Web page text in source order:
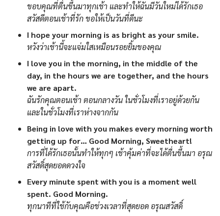
ขอบคุณที่ตื่นขึ้นมาทุกเช้า และทำให้ฉันมีวันใหม่ได้รักเธอ
สวัสดีตอนเช้าที่รัก ขอให้เป็นวันที่ดีนะ
I hope your morning is as bright as your smile.
หวังว่าเช้านี้จะแจ่มใสเหมือนรอยยิ้มของคุณ
I love you in the morning, in the middle of the
day, in the hours we are together, and the hours
we are apart.
ฉันรักคุณตอนเช้า ตอนกลางวัน ในชั่วโมงที่เราอยู่ด้วยกัน
และในชั่วโมงที่เราห่างจากกัน
Being in love with you makes every morning worth
getting up for… Good Morning, Sweetheart!
การที่ได้รักเธอนั้นทำให้ทุกๆ เช้าคุ้มค่าที่จะได้ตื่นขึ้นมา อรุณ
สวัสดิ์สุดยอดดวงใจ
Every minute spent with you is a moment well
spent. Good Morning.
ทุกนาทีที่ใช้กับคุณคือช่วงเวลาที่สุดยอด อรุณสวัสดิ์